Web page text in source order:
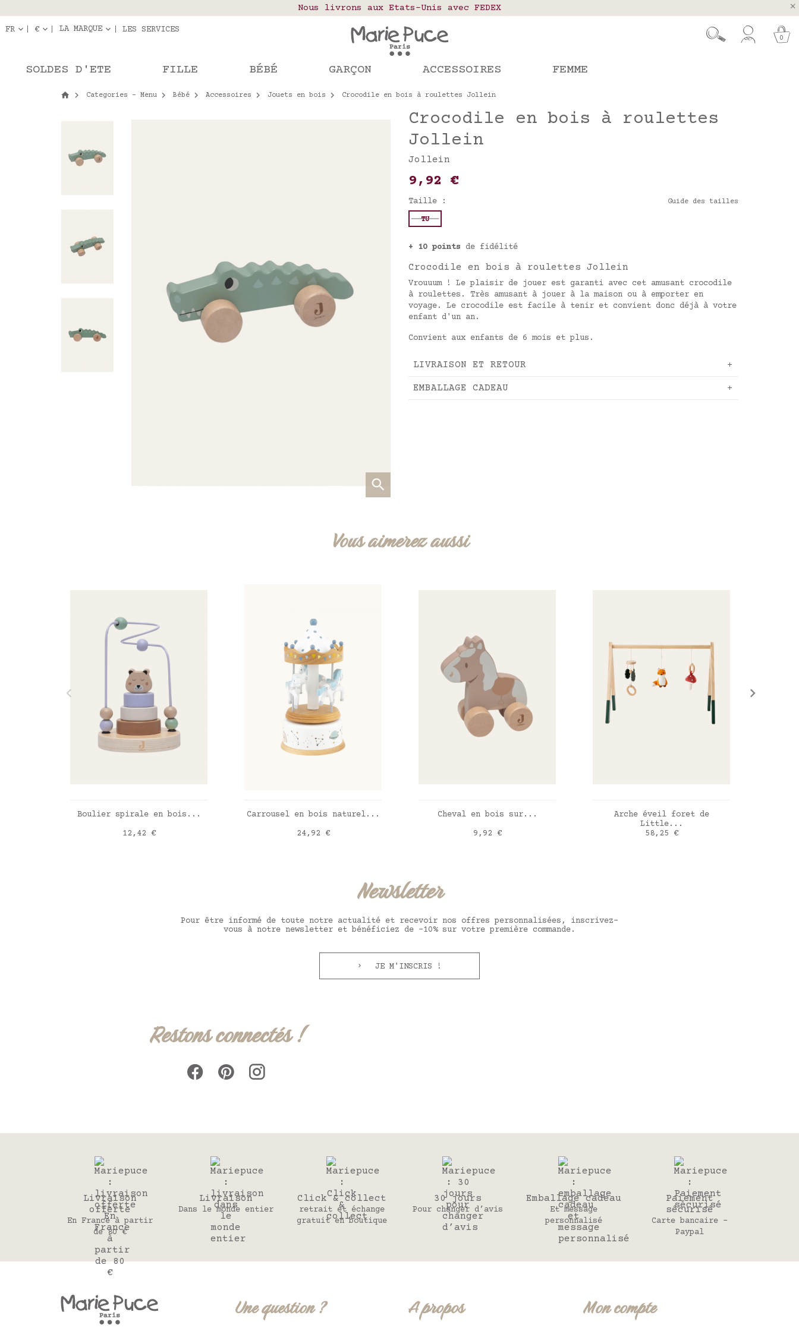
Notre site part en vacances !
Les commandes passées après le 4 août seront expédiées le 26 août
Nous livrons aux Etats-Unis avec FEDEX
Livraison en relais colis en France, Belgique, Luxembourg, Portugal et Espagne
FR € LA MARQUE LES SERVICES
0
SOLDES D'ETE FILLE BÉBÉ GARÇON ACCESSOIRES FEMME
Categories - Menu Bébé Accessoires Jouets en bois Crocodile en bois à roulettes Jollein
Crocodile en bois à roulettes
Jollein
Jollein
9,92 €
Taille : Guide des tailles
TU
+ 10 points de fidélité
Crocodile en bois à roulettes Jollein
Vrouuum ! Le plaisir de jouer est garanti avec cet amusant crocodile
à roulettes. Très amusant à jouer à la maison ou à emporter en
voyage. Le crocodile est facile à tenir et convient donc déjà à votre
enfant d'un an.
Convient aux enfants de 6 mois et plus.
LIVRAISON ET RETOUR
EMBALLAGE CADEAU
Vous aimerez aussi
AJOUTER AU PANIER
Boulier spirale en bois...
Prix
12,42 €
AJOUTER AU PANIER
Carrousel en bois naturel...
Prix
24,92 €
AJOUTER AU PANIER
Cheval en bois sur...
Prix
9,92 €
AJOUTER AU PANIER
Arche éveil foret de
Little...
Prix
58,25 €
Newsletter
Pour être informé de toute notre actualité et recevoir nos offres personnalisées, inscrivez-
vous à notre newsletter et bénéficiez de -10% sur votre première commande.
JE M'INSCRIS !
Restons connectés !
Livraison
offerte
En France à partir
de 80 €
Livraison
Dans le monde entier
Click & collect
retrait et échange
gratuit en boutique
30 jours
Pour changer d’avis
Emballage cadeau
Et message
personnalisé
Paiement
sécurisé
Carte bancaire -
Paypal
Une question ? A propos Mon compte